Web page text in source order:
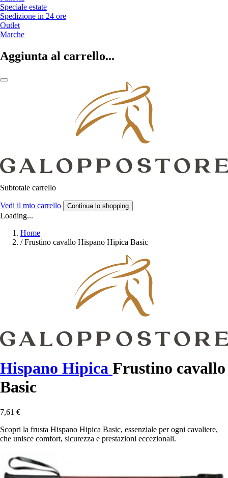
Speciale estate
Spedizione in 24 ore
Outlet
Marche
Aggiunta al carrello...
Subtotale carrello
Vedi il mio carrello Continua lo shopping
Loading...
Home
/ Frustino cavallo Hispano Hipica Basic
Hispano Hipica Frustino cavallo
Basic
7,61 €
Scopri la frusta Hispano Hipica Basic, essenziale per ogni cavaliere,
che unisce comfort, sicurezza e prestazioni eccezionali.